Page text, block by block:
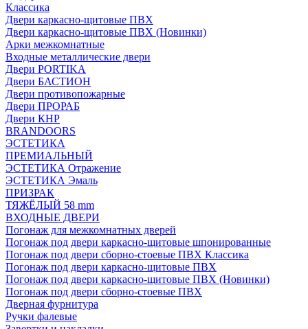
Классика
Двери каркасно-щитовые ПВХ
Двери каркасно-щитовые ПВХ (Новинки)
Арки межкомнатные
Входные металлические двери
Двери PORTIKA
Двери БАСТИОН
Двери противопожарные
Двери ПРОРАБ
Двери КНР
BRANDOORS
ЭСТЕТИКА
ПРЕМИАЛЬНЫЙ
ЭСТЕТИКА Отражение
ЭСТЕТИКА Эмаль
ПРИЗРАК
ТЯЖЁЛЫЙ 58 mm
ВХОДНЫЕ ДВЕРИ
Погонаж для межкомнатных дверей
Погонаж под двери каркасно-щитовые шпонированные
Погонаж под двери сборно-стоевые ПВХ Классика
Погонаж под двери каркасно-щитовые ПВХ
Погонаж под двери каркасно-щитовые ПВХ (Новинки)
Погонаж под двери сборно-стоевые ПВХ
Дверная фурнитура
Ручки фалевые